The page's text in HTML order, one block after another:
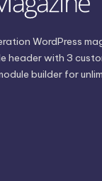
WordPress
header with 3
builder for